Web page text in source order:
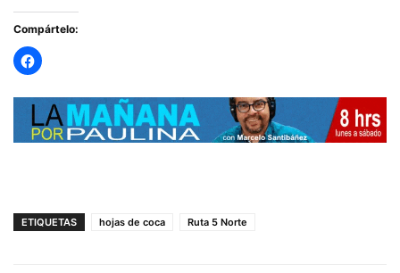
Compártelo:
ETIQUETAS hojas de coca Ruta 5 Norte